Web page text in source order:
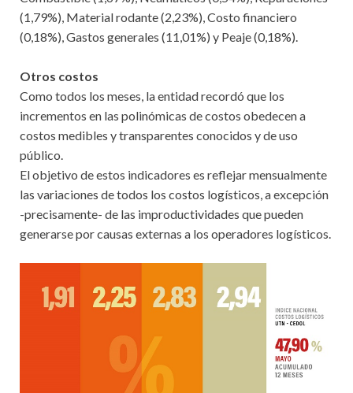
(1,79%), Material rodante (2,23%), Costo financiero
(0,18%), Gastos generales (11,01%) y Peaje (0,18%).
Otros costos
Como todos los meses, la entidad recordó que los
incrementos en las polinómicas de costos obedecen a
costos medibles y transparentes conocidos y de uso
público.
El objetivo de estos indicadores es reflejar mensualmente
las variaciones de todos los costos logísticos, a excepción
-precisamente- de las improductividades que pueden
generarse por causas externas a los operadores logísticos.